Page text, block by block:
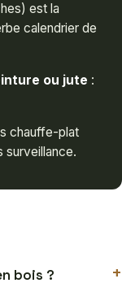
est la
calendrier de
ou jute :
chauffe-plat
surveillance.
bois ? +